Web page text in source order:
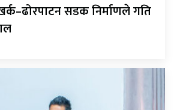
सडक निर्माणले गति